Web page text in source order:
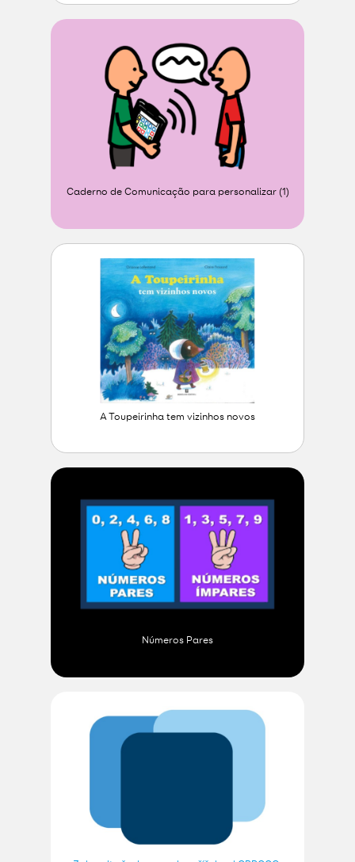
Caderno de Comunicação para personalizar (1)
A Toupeirinha tem vizinhos novos
Números Pares